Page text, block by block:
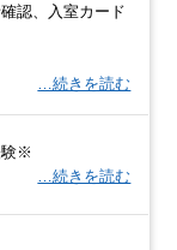
認、入室カード
…続きを読む
験※
…続きを読む